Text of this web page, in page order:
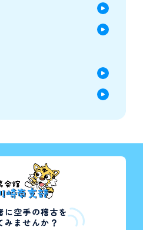
に空手の稽古を
みませんか？